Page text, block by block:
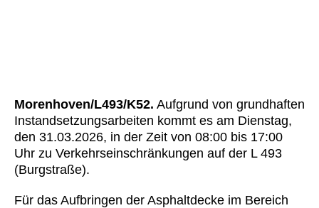
Morenhoven/L493/K52. Aufgrund von grundhaften
Instandsetzungsarbeiten kommt es am Dienstag,
den 31.03.2026, in der Zeit von 08:00 bis 17:00
Uhr zu Verkehrseinschränkungen auf der L 493
(Burgstraße).
Für das Aufbringen der Asphaltdecke im Bereich